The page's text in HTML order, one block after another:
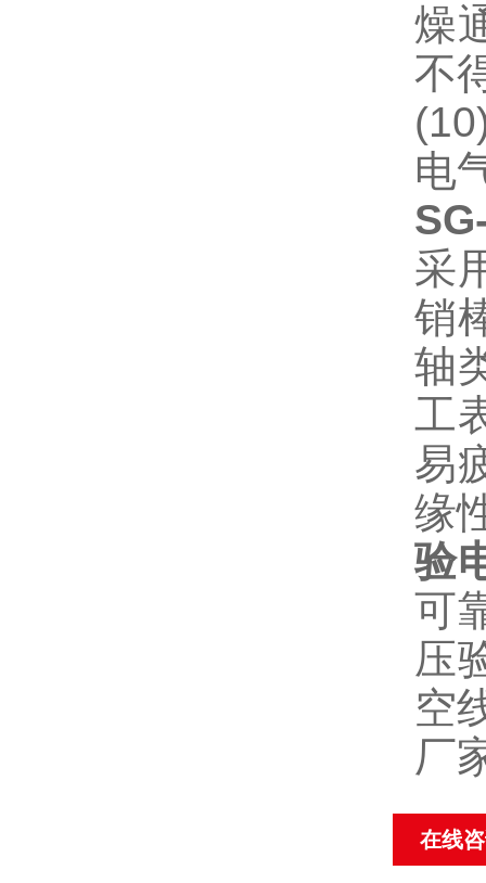
燥
不
电
采
销
轴
工
易
缘
验
可
压
空
厂
在线